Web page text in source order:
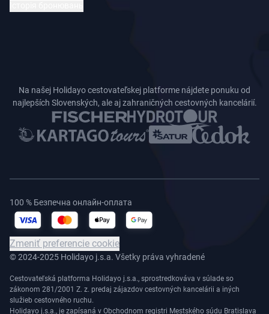
Na našej Holidayo cestovateľskej platforme nájdete ponuku od
najlepších Slovenských, ale aj zahraničných cestovných kancelárií.
© 2024-2025 Holidayo j.s.a. Všetky práva vyhradené
Cestovateľská platforma Holidayo j.s.a., sprostredkováva v súlade so
zákonom 281/2001 Z. z. predaj zájazdov cestovných kancelárii a iných
služieb cestovného ruchu.
Holidayo j.s.a., je zapísaná v Obchodnom registri Mestského súdu Bratislava
100 % Безпечна онлайн-оплата
Zmeniť preferencie cookie